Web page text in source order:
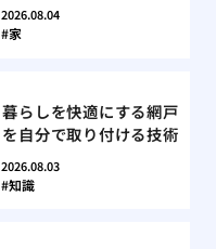
2026.08.04
家
暮らしを快適にする網戸
を自分で取り付ける技術
2026.08.03
知識